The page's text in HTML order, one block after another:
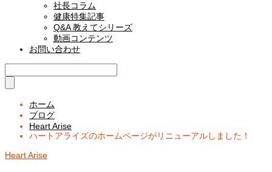
社長コラム
健康特集記事
Q&A 教えてシリーズ
動画コンテンツ
お問い合わせ
ホーム
ブログ
Heart Arise
ハートアライズのホームページがリニューアルしました！
Heart Arise